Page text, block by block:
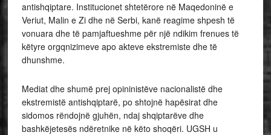
antishqiptare. Institucionet shtetërore në Maqedoninë e
Veriut, Malin e Zi dhe në Serbi, kanë reagime shpesh të
vonuara dhe të pamjaftueshme për një ndikim frenues të
këtyre orgqnizimeve apo akteve ekstremiste dhe të
dhunshme.
Mediat dhe shumë prej opininistëve nacionalistë dhe
ekstremistë antishqiptarë, po shtojnë hapësirat dhe
sidomos rëndojnë gjuhën, ndaj shqiptarëve dhe
bashkëjetesës ndëretnike në këto shoqëri. UGSH u